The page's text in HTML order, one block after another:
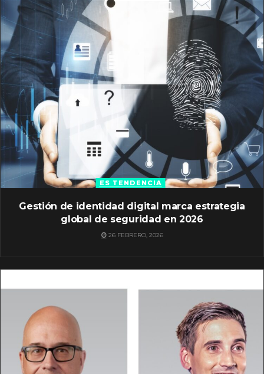
ES TENDENCIA
Gestión de identidad digital marca estrategia
global de seguridad en 2026
26 FEBRERO, 2026